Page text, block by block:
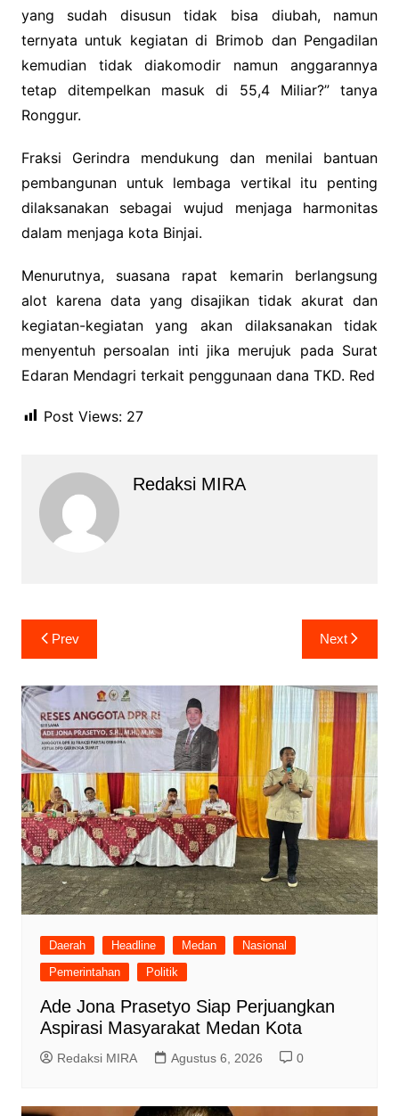
yang sudah disusun tidak bisa diubah, namun
ternyata untuk kegiatan di Brimob dan Pengadilan
kemudian tidak diakomodir namun anggarannya
tetap ditempelkan masuk di 55,4 Miliar?” tanya
Ronggur.
Fraksi Gerindra mendukung dan menilai bantuan
pembangunan untuk lembaga vertikal itu penting
dilaksanakan sebagai wujud menjaga harmonitas
dalam menjaga kota Binjai.
Menurutnya, suasana rapat kemarin berlangsung
alot karena data yang disajikan tidak akurat dan
kegiatan-kegiatan yang akan dilaksanakan tidak
menyentuh persoalan inti jika merujuk pada Surat
Edaran Mendagri terkait penggunaan dana TKD. Red
Post Views: 27
Redaksi MIRA
Navigasi
pos
Prev Next
Daerah Headline Medan
Nasional
Pemerintahan
Politik
Ade Jona Prasetyo Siap Perjuangkan
Aspirasi Masyarakat Medan Kota
Redaksi MIRA Agustus 6, 2026 0